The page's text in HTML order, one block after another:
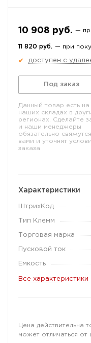
10 908 руб. —
11 820 руб. — при
✔ доступен с
Под заказ
Данный товар есть на
наших складах в
регионах. Сделайте
и наши менеджеры
обязательно
вами и уточнят
заказа
Характеристики
ШтрихКод
Тип Клемм
Торговая марка
Пусковой ток
Емкость
Все характеристики
Цена действительна
может отличаться от